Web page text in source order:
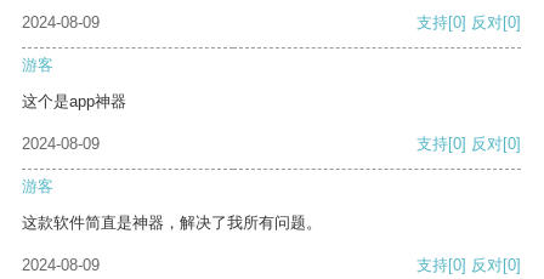
2024-08-09
支持[0] 反对[0]
游客
这个是app神器
2024-08-09 支持[0] 反对[0]
游客
这款软件简直是神器，解决了我所有问题。
2024-08-09 支持[0] 反对[0]